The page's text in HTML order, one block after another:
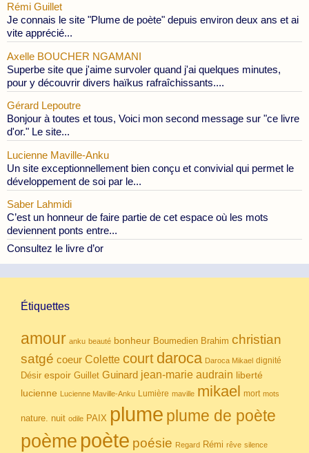
Rémi Guillet
Je connais le site "Plume de poète" depuis environ deux ans et ai
vite apprécié...
Axelle BOUCHER NGAMANI
Superbe site que j'aime survoler quand j'ai quelques minutes,
pour y découvrir divers haïkus rafraîchissants....
Gérard Lepoutre
Bonjour à toutes et tous, Voici mon second message sur "ce livre
d'or." Le site...
Lucienne Maville-Anku
Un site exceptionnellement bien conçu et convivial qui permet le
développement de soi par le...
Saber Lahmidi
C’est un honneur de faire partie de cet espace où les mots
deviennent ponts entre...
Consultez le livre d’or
Étiquettes
amour anku beauté bonheur Boumedien Brahim christian
satgé coeur Colette court daroca Daroca Mikael dignité
Désir espoir Guillet Guinard jean-marie audrain liberté
lucienne Lucienne Maville-Anku Lumière maville mikael mort mots
nature. nuit odile PAIX plume plume de poète
poème poète poésie Regard Rémi rêve silence